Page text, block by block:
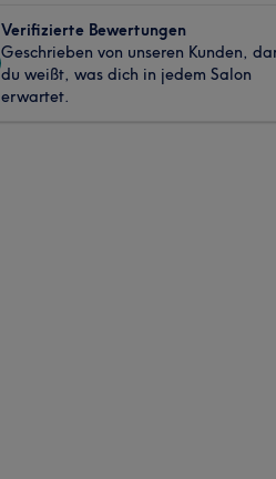
Verifizierte Bewertungen
Geschrieben von unseren Kunden,
du weißt, was dich in jedem Salon
erwartet.